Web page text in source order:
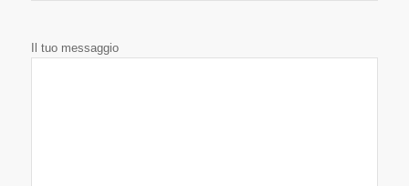
Il tuo messaggio